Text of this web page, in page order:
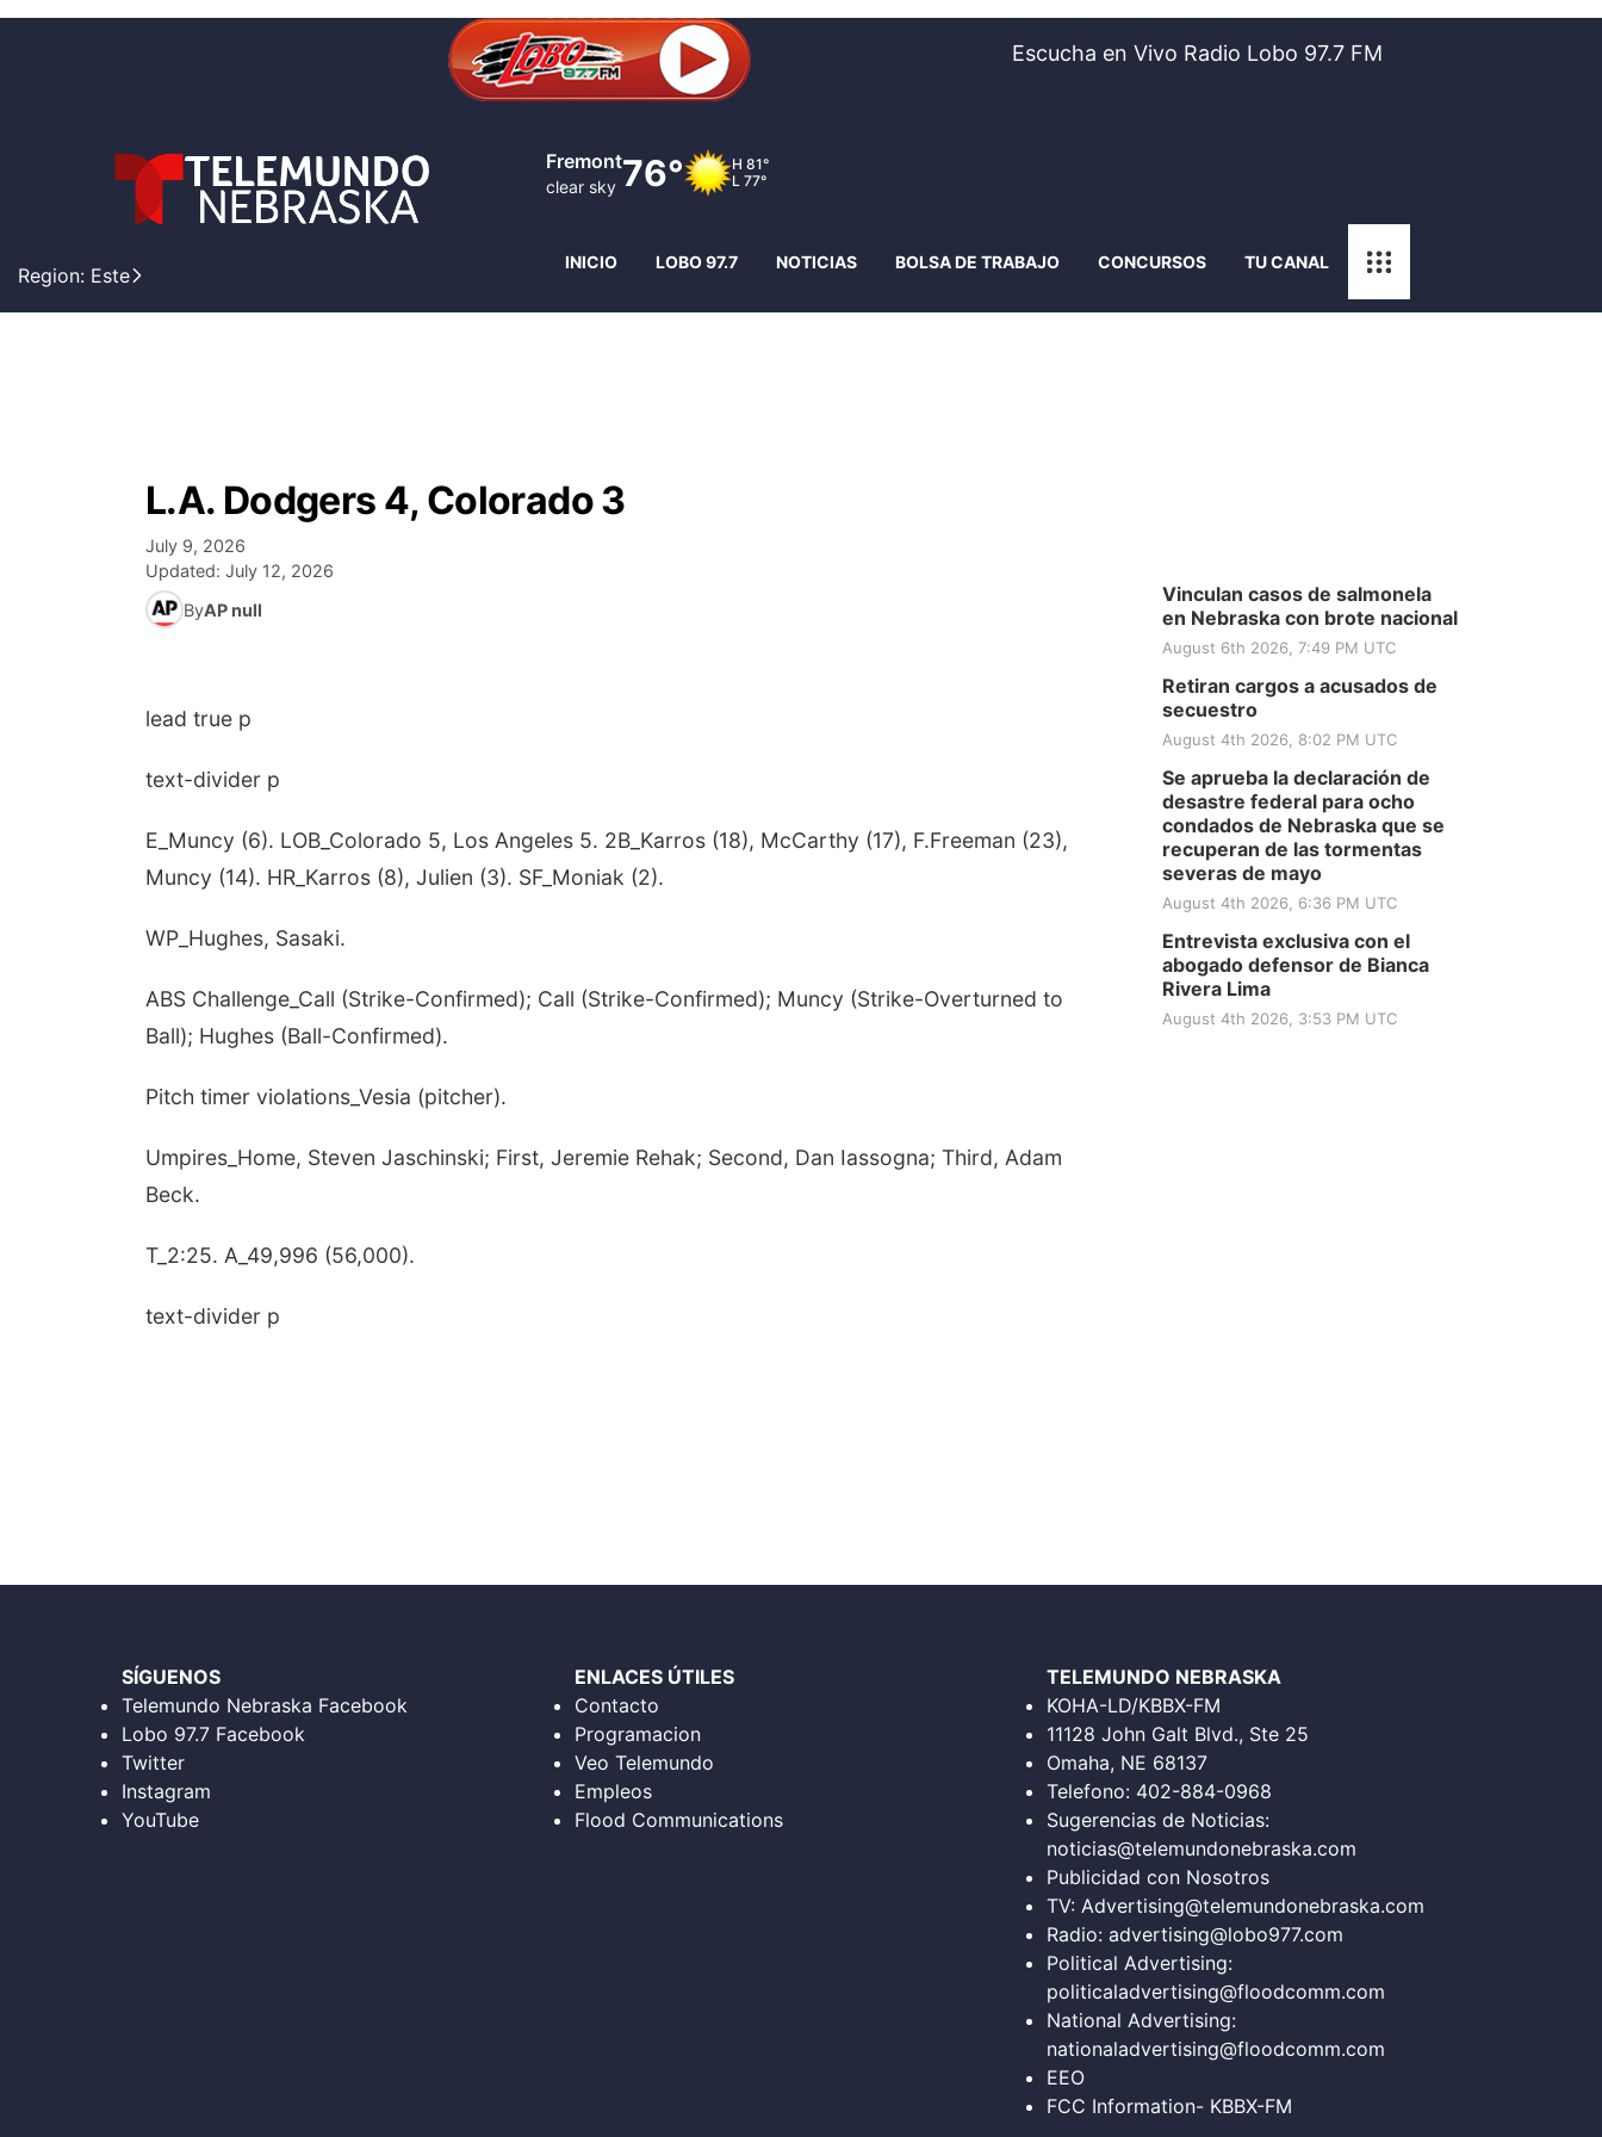
Escucha en Vivo Radio Lobo 97.7 FM
Region: Este
Fremont
clear sky 76° H 81°
L 77°
INICIO LOBO 97.7 NOTICIAS BOLSA DE TRABAJO CONCURSOS TU CANAL
L.A. Dodgers 4, Colorado 3
July 9, 2026
Updated: July 12, 2026
ByAP null
lead true p
text-divider p
E_Muncy (6). LOB_Colorado 5, Los Angeles 5. 2B_Karros (18), McCarthy (17), F.Freeman (23),
Muncy (14). HR_Karros (8), Julien (3). SF_Moniak (2).
WP_Hughes, Sasaki.
ABS Challenge_Call (Strike-Confirmed); Call (Strike-Confirmed); Muncy (Strike-Overturned to
Ball); Hughes (Ball-Confirmed).
Pitch timer violations_Vesia (pitcher).
Umpires_Home, Steven Jaschinski; First, Jeremie Rehak; Second, Dan Iassogna; Third, Adam
Beck.
T_2:25. A_49,996 (56,000).
text-divider p
Vinculan casos de salmonela
en Nebraska con brote nacional
August 6th 2026, 7:49 PM UTC
Retiran cargos a acusados de
secuestro
August 4th 2026, 8:02 PM UTC
Se aprueba la declaración de
desastre federal para ocho
condados de Nebraska que se
recuperan de las tormentas
severas de mayo
August 4th 2026, 6:36 PM UTC
Entrevista exclusiva con el
abogado defensor de Bianca
Rivera Lima
August 4th 2026, 3:53 PM UTC
SÍGUENOS
Telemundo Nebraska Facebook
Lobo 97.7 Facebook
Twitter
Instagram
YouTube
ENLACES ÚTILES
Contacto
Programacion
Veo Telemundo
Empleos
Flood Communications
TELEMUNDO NEBRASKA
KOHA-LD/KBBX-FM
11128 John Galt Blvd., Ste 25
Omaha, NE 68137
Telefono: 402-884-0968
Sugerencias de Noticias:
noticias@telemundonebraska.com
Publicidad con Nosotros
TV: Advertising@telemundonebraska.com
Radio: advertising@lobo977.com
Political Advertising:
politicaladvertising@floodcomm.com
National Advertising:
nationaladvertising@floodcomm.com
EEO
FCC Information- KBBX-FM